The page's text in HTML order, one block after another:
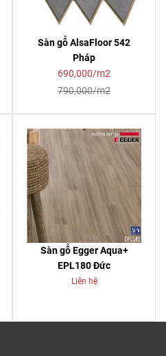
Sàn gỗ AlsaFloor 542
Pháp
690,000/m2
790,000/m2
Sàn gỗ Egger Aqua+
EPL180 Đức
Liên hệ